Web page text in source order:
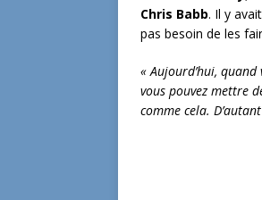
Chris Babb. Il y
pas besoin de les
« Aujourd’hui,
vous pouvez mettre
comme cela.